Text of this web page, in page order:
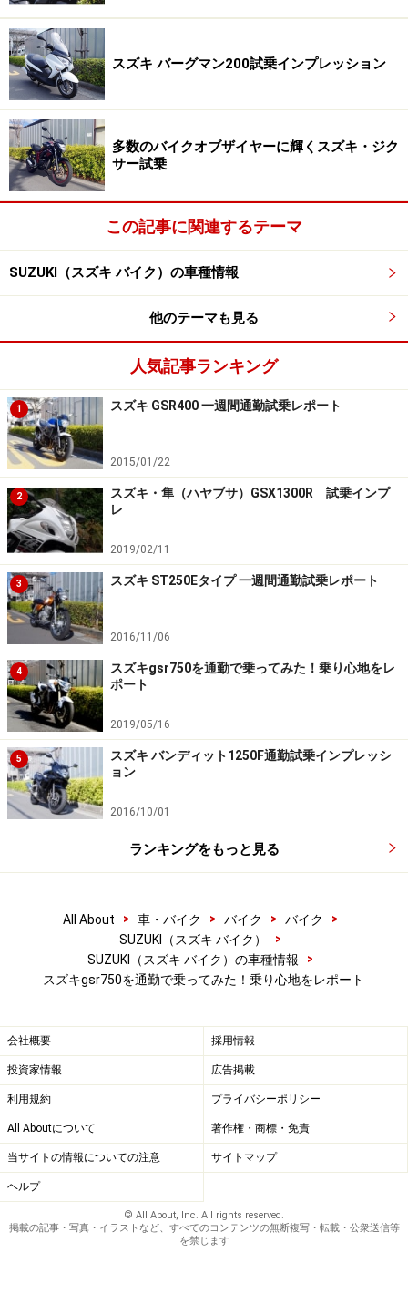
GSR250が存在します。今回のGSR750の試乗でGSRシリ
ーズ全ての車両に試乗した事になりますが、GSR400や
GSR250は排気量の割りに「大きい」車両でした。
GSR250は400ccと言われても違和感がないぐらい車格が
大きかったですし、同様にGSR400も400ccクラスではか
なり大きい部類に入ります。しかし逆にGSR750はコン
パクトに作られています。
スズキのカタログスペックではあまり細かい車両の大き
さの情報は掲載されていないのですが、GSR400が長さ
GSR750は長さ2115mm、幅785mm、高さ1060mmなの
で、ほとんど大きさが変わりません。加えて車体の装備
重量がGSR400が215kgなのに対してGSR750は213kgな
ので、むしろ軽いのには驚きました。
実際に跨ってみても、車両のコンパクトさを感じます。
感覚としては400ccクラスのバイクに跨っている感覚で
す。
GSX-R750譲りのエンジンは極上のフィール
GSR750サイドビュー
GSR750のエンジンはスーパースポーツバイクGSX-R750
のエンジンをベースに設計されています。それでいて町
乗りで多用する中低速域を扱いやすく設定されている
為、街中でも違和感なく運転する事が可能です。
スーパースポーツバイクは最も力が出るのが高回転域に
なことが多く、街中で乗ると走り出しは思ったよりもア
クセルを開けないとエンストしてしまうケースもあるの
ですが、GSR750に関してはそんな心配はありません。
GSR750のエンジンはGSX-R750と比べれば高回転は伸び
ませんが、それでも106ps/10000rpmを出力し、ガソリ
ンやオイルなどが入った状態の車体の重量も213kgと軽
いのでパワー不足は全くなし。しかも、これだけのパワ
ーを出力していながら都内の通勤では燃費が20km/l程度
でした。17リッタータンクを装着されていますので、無
給油で300km程度は巡航可能ということになります。
なお、輸出モデルの国内仕様車というと、様々な規制の
スズキ バーグマン200試乗インプレッション
多数のバイクオブザイヤーに輝くスズキ・ジク
サー試乗
この記事に関連するテーマ
SUZUKI（スズキ バイク）の車種情報
他のテーマも見る
人気記事ランキング
1 スズキ GSR400 一週間通勤試乗レポート
2015/01/22
2
スズキ・隼（ハヤブサ）GSX1300R 試乗インプ
レ
2019/02/11
3 スズキ ST250Eタイプ 一週間通勤試乗レポート
2016/11/06
4
スズキgsr750を通勤で乗ってみた！乗り心地をレ
ポート
2019/05/16
5
スズキ バンディット1250F通勤試乗インプレッシ
ョン
2016/10/01
ランキングをもっと見る
All About > 車・バイク > バイク > バイク
>
SUZUKI（スズキ バイク）
>
SUZUKI（スズキ バイク）の車種情報
>
スズキgsr750を通勤で乗ってみた！乗り心地をレポート
会社概要 採用情報
投資家情報 広告掲載
利用規約 プライバシーポリシー
All Aboutについて 著作権・商標・免責
当サイトの情報についての注意 サイトマップ
ヘルプ
© All About, Inc. All rights reserved.
掲載の記事・写真・イラストなど、すべてのコンテンツの無断複写・転載・公衆送信等
を禁じます